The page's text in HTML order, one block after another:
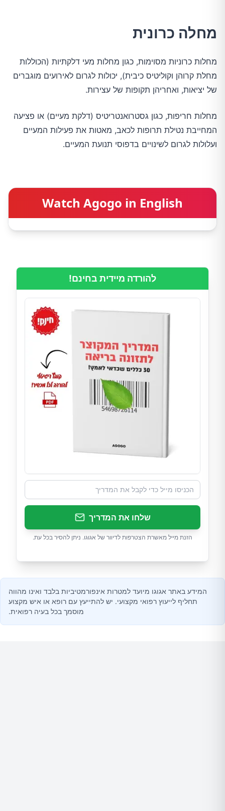
מחלה כרונית
מחלות כרוניות מסוימות, כגון מחלות מעי דלקתיות (הכוללות
מחלת קרוהן וקוליטיס כיבית), יכולות לגרום לאירועים מוגברים
של יציאות, ואחריהן תקופות של עצירות.
מחלות חריפות, כגון גסטרואנטריטיס (דלקת מעיים) או פציעה
המחייבת נטילת תרופות לכאב, מאטות את פעילות המעיים
ועלולות לגרום לשינויים בדפוסי תנועת המעיים.
Watch Agogo in English
להורדה מיידית בחינם!
שלחו את המדריך
הזנת מייל מאשרת הצטרפות לדיוור של אגוגו. ניתן להסיר בכל עת.
המידע באתר אגוגו מיועד למטרות אינפורמטיביות בלבד ואינו מהווה
תחליף לייעוץ רפואי מקצועי. יש להתייעץ עם רופא או איש מקצוע
מוסמך בכל בעיה רפואית.